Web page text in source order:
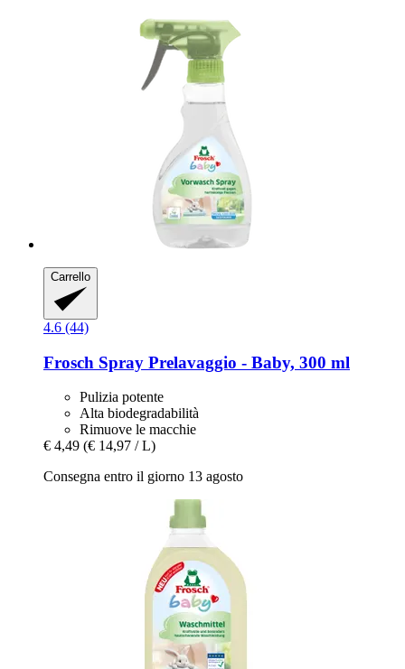
Carrello
4.6 (44)
Frosch Spray Prelavaggio -​ Baby, 300 ml
Pulizia potente
Alta biodegradabilità
Rimuove le macchie
€ 4,49 (€ 14,97 / L)
Consegna entro il giorno 13 agosto